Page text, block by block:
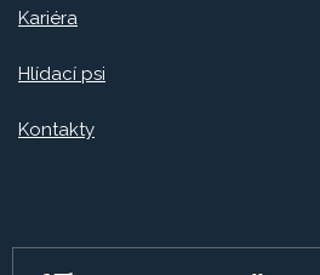
Kariéra
Hlídací psi
Kontakty